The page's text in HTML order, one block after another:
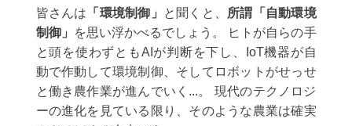
皆さんは 「環境制御」 と聞くと、
所謂「自動環境
制御」
を思い浮かべるでしょう。 ヒトが自らの手
と頭を使わずともAIが判断を下し、IoT機器が自
動で作動して環境制御、そしてロボットがせっせ
と働き農作業が進んでいく...。 現代のテクノロジ
ーの進化を見ている限り、そのような農業は確実